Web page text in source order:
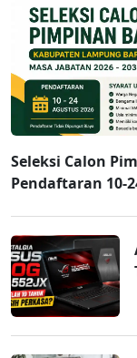
Seleksi Calon
Pendaftaran 10-